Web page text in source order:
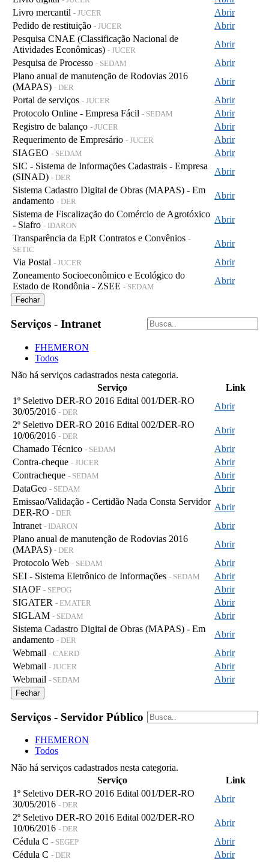
Livro mercantil - JUCER
Abrir
Pedido de restituição - JUCER
Abrir
Pesquisa CNAE (Classificação Nacional de
Atividades Econômicas) - JUCER
Abrir
Pesquisa de Processo - SEDAM
Abrir
Plano anual de manutenção de Rodovias 2016
(MAPAS) - DER
Abrir
Portal de serviços - JUCER
Abrir
Protocolo Online - Empresa Fácil - SEDAM
Abrir
Registro de balanço - JUCER
Abrir
Requerimento de Empresário - JUCER
Abrir
SIAGEO - SEDAM
Abrir
SIC - Sistema de Informações Cadastrais - Empresa
(SINAD) - DER
Abrir
Sistema Cadastro Digital de Obras (MAPAS) - Em
andamento - DER
Abrir
Sistema de Fiscalização do Comércio de Agrotóxico
- Siafro - IDARON
Abrir
Transparência da EpR Contratos e Convênios -
SETIC
Abrir
Via Postal - JUCER
Abrir
Zoneamento Socioeconômico e Ecológico do
Estado de Rondônia - ZSEE - SEDAM
Abrir
Fechar
Serviços - Intranet
FHEMERON
Todos
Não há serviços cadastrados nesta categoria.
Serviço
Link
1º Seletivo DER-RO 2016 Edital 001/DER-RO
30/05/2016 - DER
Abrir
2º Seletivo DER-RO 2016 Edital 002/DER-RO
10/06/2016 - DER
Abrir
Chamado Técnico - SEDAM
Abrir
Contra-cheque - JUCER
Abrir
Contracheque - SEDAM
Abrir
DataGeo - SEDAM
Abrir
Emissao/Validação - Certidão Nada Consta Servidor
DER-RO - DER
Abrir
Intranet - IDARON
Abrir
Plano anual de manutenção de Rodovias 2016
(MAPAS) - DER
Abrir
Protocolo Web - SEDAM
Abrir
SEI - Sistema Eletrônico de Informações - SEDAM
Abrir
SIAOF - SEPOG
Abrir
SIGATER - EMATER
Abrir
SIGLAM - SEDAM
Abrir
Sistema Cadastro Digital de Obras (MAPAS) - Em
andamento - DER
Abrir
Webmail - CAERD
Abrir
Webmail - JUCER
Abrir
Webmail - SEDAM Abrir
Fechar
Serviços - Servidor Público
FHEMERON
Todos
Não há serviços cadastrados nesta categoria.
Serviço
Link
1º Seletivo DER-RO 2016 Edital 001/DER-RO
30/05/2016 - DER
Abrir
2º Seletivo DER-RO 2016 Edital 002/DER-RO
10/06/2016 - DER
Abrir
Cédula C - SEGEP
Abrir
Cédula C - DER
Abrir